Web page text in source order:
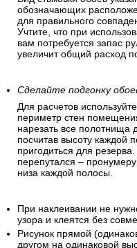
Удостоверьтесь, что все
рисунок, цвет и размер.
Уточните информацию о
обозначающих
для правильного
Учтите, что при
вам потребуется запас
увеличит общий расход
Сделайте подгонку
Для расчетов
нарезать все полотнища
посчитав высоту каждой
пригодиться для
перепутался –